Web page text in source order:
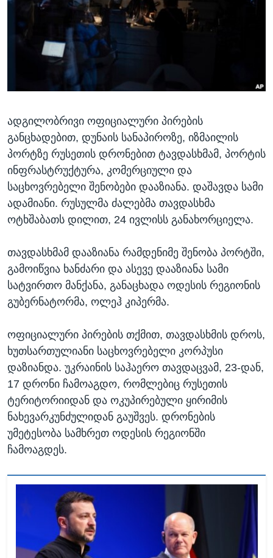
ᲡᲢᲣᲓᲘᲐ ᲕᲐᲨᲘᲜᲒᲢᲝᲜᲘ
ᲔᲙᲝᲜᲝᲛᲘᲙᲐ
ᲯᲐᲜᲛᲠᲗᲔᲚᲝᲑᲐ
ᲛᲔᲪᲜᲘᲔᲠᲔᲑᲐ
ᲒᲐᲚᲘᲚᲔᲝ
ᲓᲔᲖᲘᲜᲤᲝᲠᲛᲐᲪᲘᲐ
Learning English
ᲗᲕᲐᲚᲘ ᲒᲕᲐᲓᲔᲕᲜᲔᲗ
ადგილობრივი ოფიციალური პირების
განცხადებით, დუნაის სანაპიროზე, იზმაილის
პორტზე რუსეთის დრონებით ტავდასხმამ, პორტის
ინფრასტრუქტურა, კომერციული და
საცხოვრებელი შენობები დააზიანა. დაშავდა სამი
ადამიანი. რუსულმა ძალებმა თავდასხმა
ოტხშაბათს დილით, 24 ივლისს განახორციელა.
თავდასხმამ დააზიანა რამდენიმე შენობა პორტში,
გამოიწვია ხანძარი და ასევე დააზიანა სამი
სატვირთო მანქანა, განაცხადა ოდესის რეგიონის
გუბერნატორმა, ოლეჰ კიპერმა.
ოფიციალური პირების თქმით, თავდასხმის დროს,
ხუთსართულიანი საცხოვრებელი კორპუსი
დაზიანდა. უკრაინის საჰაერო თავდაცვამ, 23-დან,
17 დრონი ჩამოაგდო, რომლებიც რუსეთის
ტერიტორიიდან და ოკუპირებული ყირიმის
ნახევარკუნძულიდან გაუშვეს. დრონების
უმეტესობა სამხრეთ ოდესის რეგიონში
ჩამოაგდეს.